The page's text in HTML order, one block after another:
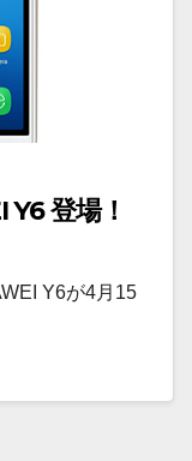
登場！
Y6が4月15